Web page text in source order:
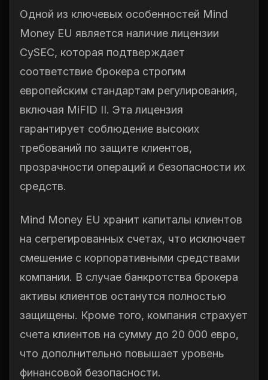
Одной из ключевых особенностей Mind
Money EU является наличие лицензии
CySEC, которая подтверждает
соответствие брокера строгим
европейским стандартам регулирования,
включая MiFID II. Эта лицензия
гарантирует соблюдение высоких
требований по защите клиентов,
прозрачности операций и безопасности их
средств.
Mind Money EU хранит капиталы клиентов
на сегрегированных счетах, что исключает
смешение с корпоративными средствами
компании. В случае банкротства брокера
активы клиентов останутся полностью
защищены. Кроме того, компания страхует
счета клиентов на сумму до 20 000 евро,
что дополнительно повышает уровень
финансовой безопасности.